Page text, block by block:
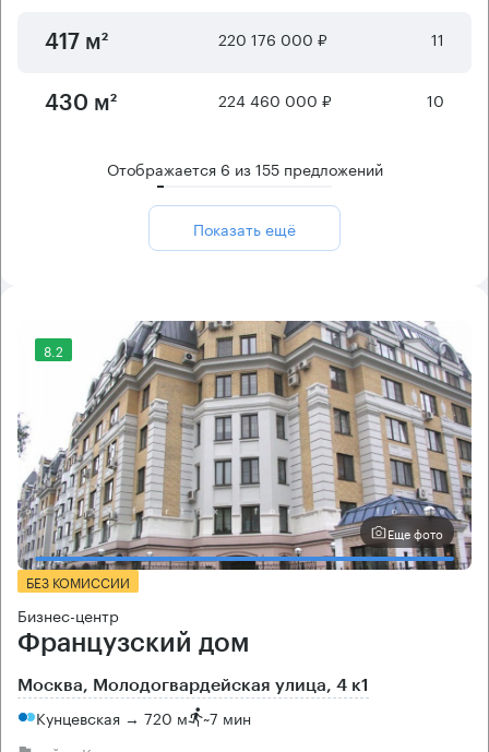
417 м² 220 176 000 ₽ 11
430 м² 224 460 000 ₽ 10
Отображается 6 из155предложений
Показать ещё
8.2
Еще фото
БЕЗ КОМИССИИ
Бизнес-центр
Французский дом
Москва, Молодогвардейская улица, 4 к1
Кунцевская → 720 м ~7 мин